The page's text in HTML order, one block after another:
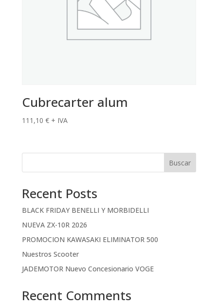
Cubrecarter alum
111,10 € + IVA
Buscar
Recent Posts
BLACK FRIDAY BENELLI Y MORBIDELLI
NUEVA ZX-10R 2026
PROMOCION KAWASAKI ELIMINATOR 500
Nuestros Scooter
JADEMOTOR Nuevo Concesionario VOGE
Recent Comments